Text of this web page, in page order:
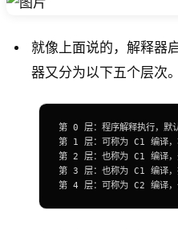
就像上面说的，解释器
器又分为以下五个层次。
第 0 层：程序解释执行，
第 1 层：可称为 C1 编译
第 2 层：也称为 C1 编译
第 3 层：也称为 C1 编译
第 4 层：可称为 C2 编译，